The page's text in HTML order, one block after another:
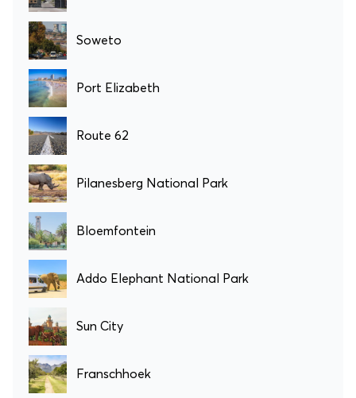
Soweto
Port Elizabeth
Route 62
Pilanesberg National Park
Bloemfontein
Addo Elephant National Park
Sun City
Franschhoek